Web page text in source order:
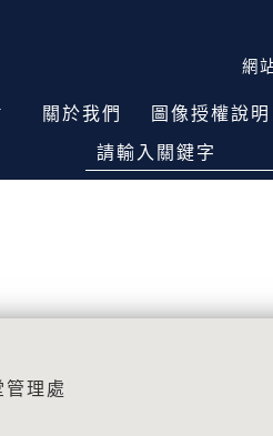
網
關於我們 圖像授權說明
請輸入關鍵字
理處